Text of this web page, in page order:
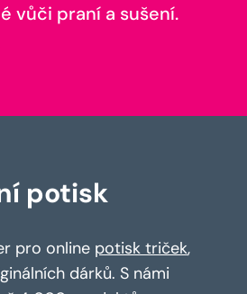
vůči praní a sušení.
potisk
pro online potisk triček,
dárků. S námi